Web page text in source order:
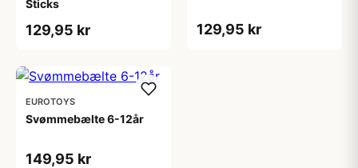
Sticks
129,95 kr 129,95 kr
EUROTOYS
Svømmebælte 6-12år
149,95 kr